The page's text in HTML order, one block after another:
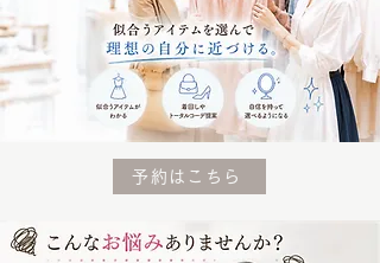
予約はこちら